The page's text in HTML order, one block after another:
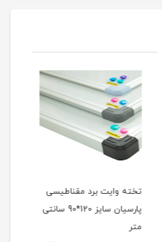
تخته وایت برد مقناطیسی
پارسیان سایز 120*90 سانتی
متر